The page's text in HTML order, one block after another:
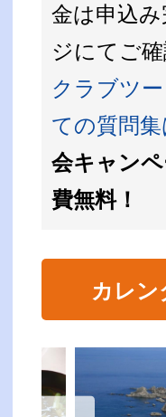
金は申込
ジにてご確
クラブツ
ての質問
会キャン
費無料！
カレン